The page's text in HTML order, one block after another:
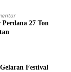
27 Ton
Festival